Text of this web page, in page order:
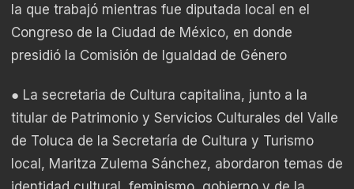
la que trabajó mientras fue diputada local en el
Congreso de la Ciudad de México, en donde
presidió la Comisión de Igualdad de Género
● La secretaria de Cultura capitalina, junto a la
titular de Patrimonio y Servicios Culturales del Valle
de Toluca de la Secretaría de Cultura y Turismo
local, Maritza Zulema Sánchez, abordaron temas de